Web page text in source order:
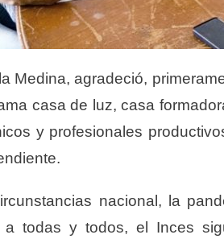
Medina, agradeció,
casa de luz, casa
y profesionales
nacional, la
a todas y todos, el Inces